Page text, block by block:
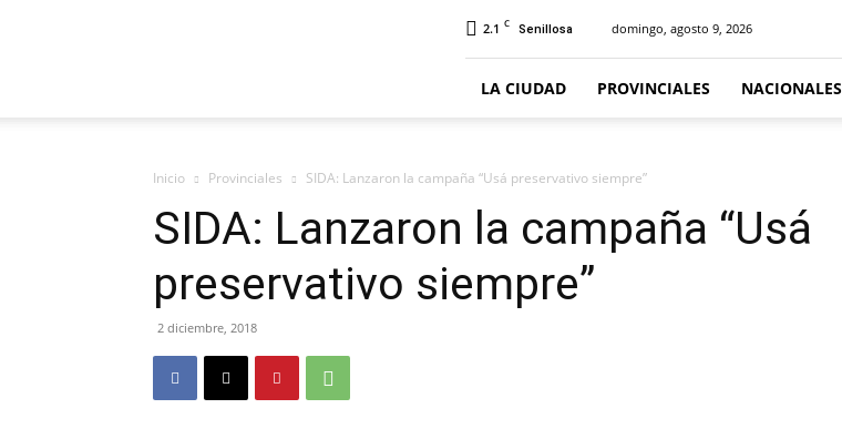
2.1 C Senillosa domingo, agosto 9, 2026
LA CIUDAD PROVINCIALES NACIONALES
Inicio Provinciales SIDA: Lanzaron la campaña “Usá preservativo siempre”
SIDA: Lanzaron la campaña “Usá
preservativo siempre”
2 diciembre, 2018